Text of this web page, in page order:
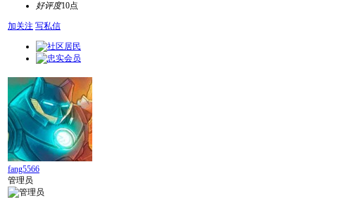
好评度10点
加关注 写私信
fang5566
管理员